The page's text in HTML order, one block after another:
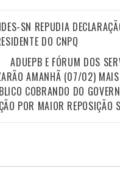
SN REPUDIA
DO CNPQ
ADUEPB E FÓRUM DOS
AMANHÃ (07/02)
COBRANDO DO
POR MAIOR REPOSIÇÃO